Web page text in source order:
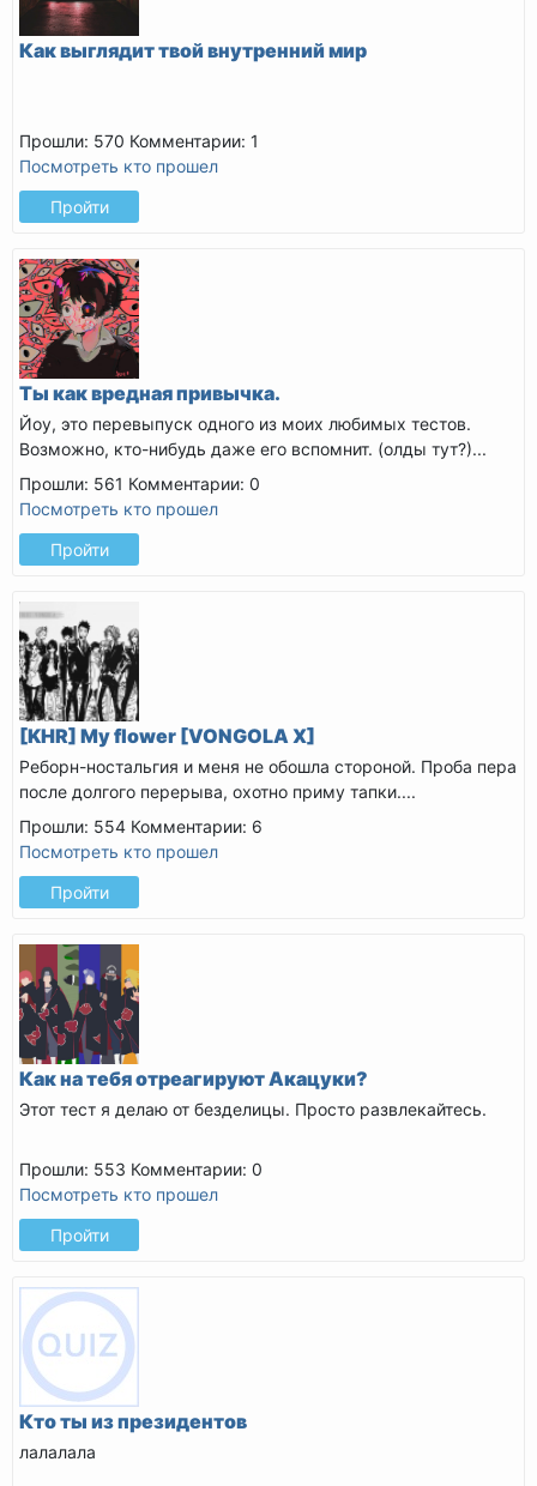
Как выглядит твой внутренний мир
Прошли: 570 Комментарии: 1
Посмотреть кто прошел
Пройти
Ты как вредная привычка.
Йоу, это перевыпуск одного из моих любимых тестов.
Возможно, кто-нибудь даже его вспомнит. (олды тут?)...
Прошли: 561 Комментарии: 0
Посмотреть кто прошел
Пройти
[KHR] My flower [VONGOLA X]
Реборн-ностальгия и меня не обошла стороной. Проба пера
после долгого перерыва, охотно приму тапки....
Прошли: 554 Комментарии: 6
Посмотреть кто прошел
Пройти
Как на тебя отреагируют Акацуки?
Этот тест я делаю от безделицы. Просто развлекайтесь.
Прошли: 553 Комментарии: 0
Посмотреть кто прошел
Пройти
Кто ты из президентов
лалалала